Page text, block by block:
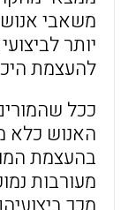
משאבי
יותר
להעצמת
ככל
האנוש כלא
בהעצמת
מעורבות